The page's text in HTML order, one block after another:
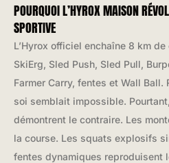
POURQUOI L’HYROX MAISON
SPORTIVE
L’Hyrox officiel enchaîne 8 km
SkiErg, Sled Push, Sled Pull,
Farmer Carry, fentes et Wall Ball.
soi semblait impossible.
démontrent le contraire. Les
la course. Les squats explosifs
fentes dynamiques reproduisent